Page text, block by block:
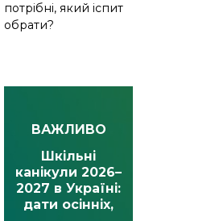
потрібні, який іспит
обрати?
ВАЖЛИВО
Шкільні
канікули 2026–
2027 в Україні:
дати осінніх,